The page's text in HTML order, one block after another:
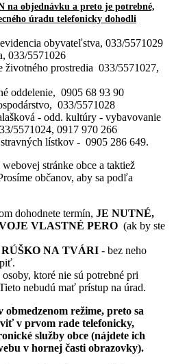
na objednávku a preto je potrebné,
úradu telefonicky dohodli
obyvateľstva, 033/5571029
033/5571026
životného prostredia 033/5571027,
oddelenie, 0905 68 93 90
033/5571028
- odd. kultúry - vybavovanie
5571024, 0917 970 266
lístkov - 0905 286 649.
stránke obce a taktiež
občanov, aby sa podľa
dohodnete termín, JE NUTNÉ,
VLASTNÉ PERO (ak by ste
NA TVÁRI - bez neho
ktoré nie sú potrebné pri
nebudú mať prístup na úrad.
obmedzenom režime, preto sa
v prvom rade telefonicky,
služby obce (nájdete ich
v hornej časti obrazovky).